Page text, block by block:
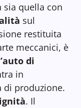
sia quella con
sul
restituita
meccanici, è
di
in
di produzione.
. Il